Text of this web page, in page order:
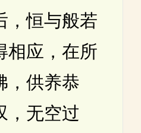
，恒与般若
相应，在所
，供养恭
，无空过